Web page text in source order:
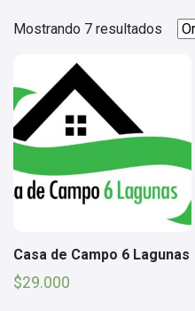
Mostrando 7 resultados
Casa de Campo 6 Lagunas
$29.000